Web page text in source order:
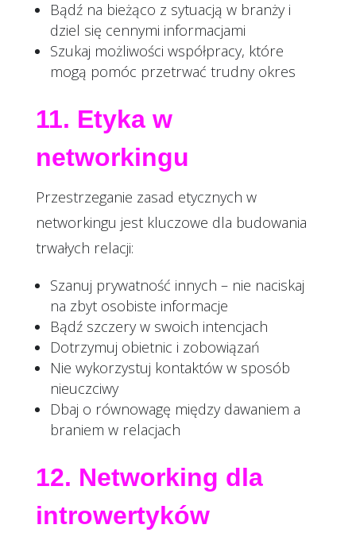
Bądź na bieżąco z sytuacją w branży i
dziel się cennymi informacjami
Szukaj możliwości współpracy, które
mogą pomóc przetrwać trudny okres
11. Etyka w
networkingu
Przestrzeganie zasad etycznych w
networkingu jest kluczowe dla budowania
trwałych relacji:
Szanuj prywatność innych – nie naciskaj
na zbyt osobiste informacje
Bądź szczery w swoich intencjach
Dotrzymuj obietnic i zobowiązań
Nie wykorzystuj kontaktów w sposób
nieuczciwy
Dbaj o równowagę między dawaniem a
braniem w relacjach
12. Networking dla
introwertyków